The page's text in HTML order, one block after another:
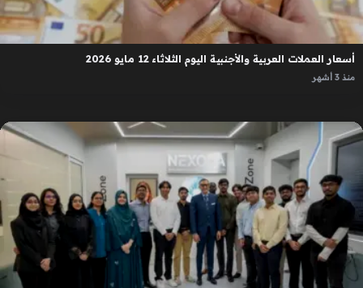
أسعار العملات العربية والأجنبية اليوم الثلاثاء 12 مايو 2026
منذ 3 أشهر